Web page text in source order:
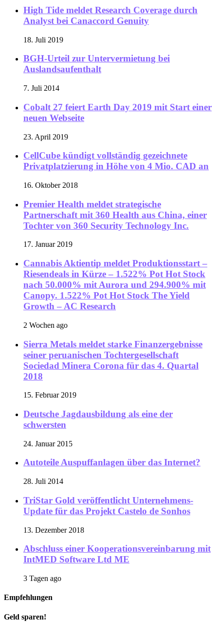
High Tide meldet Research Coverage durch
Analyst bei Canaccord Genuity
18. Juli 2019
BGH-Urteil zur Untervermietung bei
Auslandsaufenthalt
7. Juli 2014
Cobalt 27 feiert Earth Day 2019 mit Start einer
neuen Webseite
23. April 2019
CellCube kündigt vollständig gezeichnete
Privatplatzierung in Höhe von 4 Mio. CAD an
16. Oktober 2018
Premier Health meldet strategische
Partnerschaft mit 360 Health aus China, einer
Tochter von 360 Security Technology Inc.
17. Januar 2019
Cannabis Aktientip meldet Produktionsstart –
Riesendeals in Kürze – 1.522% Pot Hot Stock
nach 50.000% mit Aurora und 294.900% mit
Canopy. 1.522% Pot Hot Stock The Yield
Growth – AC Research
2 Wochen ago
Sierra Metals meldet starke Finanzergebnisse
seiner peruanischen Tochtergesellschaft
Sociedad Minera Corona für das 4. Quartal
2018
15. Februar 2019
Deutsche Jagdausbildung als eine der
schwersten
24. Januar 2015
Autoteile Auspuffanlagen über das Internet?
28. Juli 2014
TriStar Gold veröffentlicht Unternehmens-
Update für das Projekt Castelo de Sonhos
13. Dezember 2018
Abschluss einer Kooperationsvereinbarung mit
IntMED Software Ltd ME
3 Tagen ago
Empfehlungen
Geld sparen!